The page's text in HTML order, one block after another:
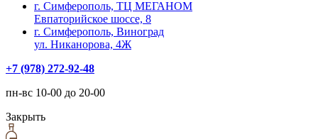
г. Симферополь, ТЦ МЕГАНОМ
Евпаторийское шоссе, 8
г. Симферополь, Виноград
ул. Никанорова, 4Ж
+7 (978) 272-92-48
пн-вс 10-00 до 20-00
Закрыть